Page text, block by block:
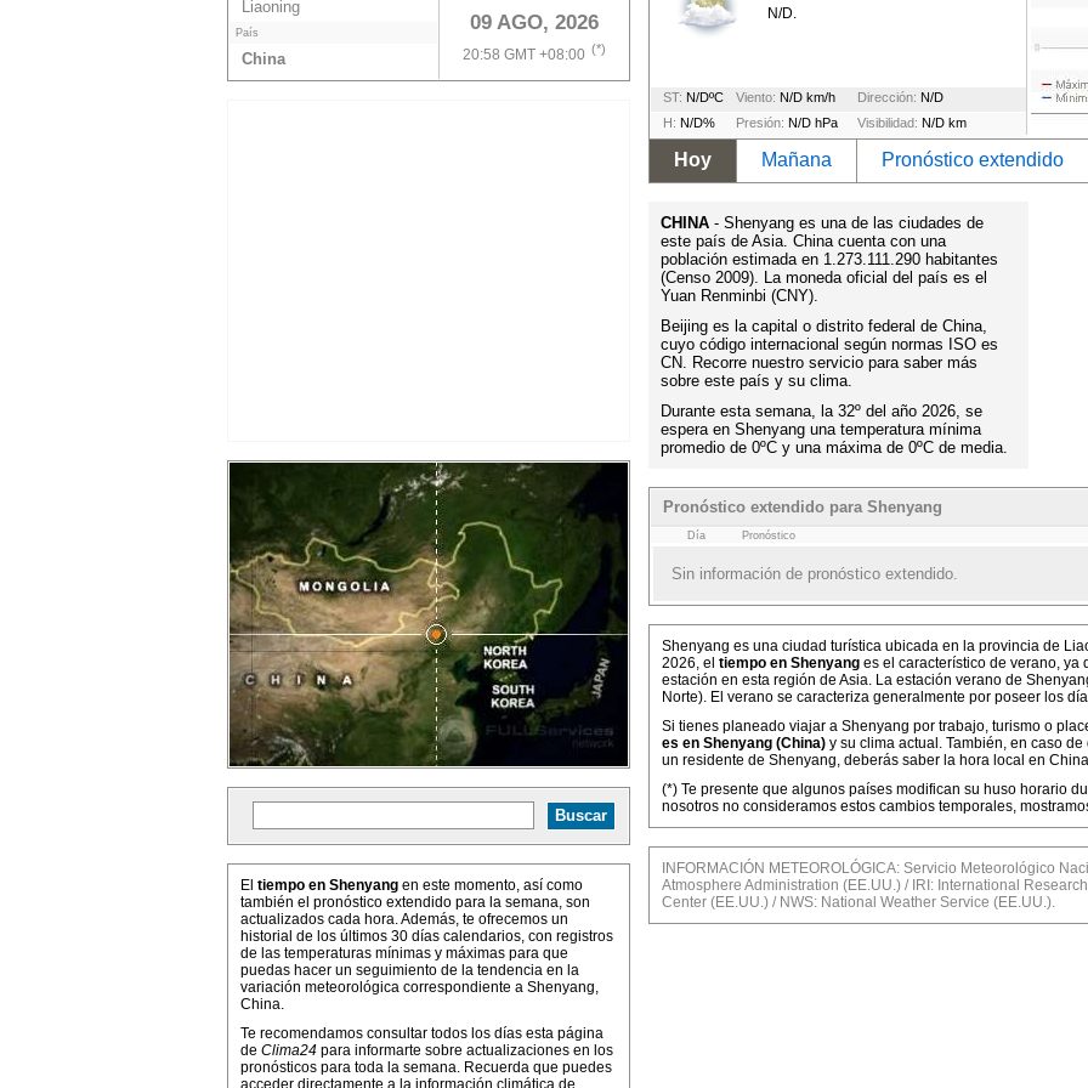
09 AGO, 2026
20:58 GMT +08:00 (*)
Liaoning
País
China
El tiempo en Shenyang en este momento, así como
también el pronóstico extendido para la semana, son
actualizados cada hora. Además, te ofrecemos un
historial de los últimos 30 días calendarios, con registros
de las temperaturas mínimas y máximas para que
puedas hacer un seguimiento de la tendencia en la
variación meteorológica correspondiente a Shenyang,
China.
Te recomendamos consultar todos los días esta página
de Clima24 para informarte sobre actualizaciones en los
pronósticos para toda la semana. Recuerda que puedes
acceder directamente a la información climática de
N/D.
ST: N/DºC Viento: N/D km/h Dirección: N/D
H: N/D% Presión: N/D hPa Visibilidad: N/D km
Hoy Mañana Pronóstico extendido
CHINA - Shenyang es una de las ciudades de
este país de Asia. China cuenta con una
población estimada en 1.273.111.290 habitantes
(Censo 2009). La moneda oficial del país es el
Yuan Renminbi (CNY).
Beijing es la capital o distrito federal de China,
cuyo código internacional según normas ISO es
CN. Recorre nuestro servicio para saber más
sobre este país y su clima.
Durante esta semana, la 32º del año 2026, se
espera en Shenyang una temperatura mínima
promedio de 0ºC y una máxima de 0ºC de media.
Pronóstico extendido para Shenyang
Día Pronóstico
Sin información de pronóstico extendido.
Shenyang es una ciudad turística ubicada en la provincia de
2026, el tiempo en Shenyang es el característico de verano, ya
estación en esta región de Asia. La estación verano de
Norte). El verano se caracteriza generalmente por poseer los
Si tienes planeado viajar a Shenyang por trabajo, turismo o
es en Shenyang (China) y su clima actual. También, en caso
un residente de Shenyang, deberás saber la hora local en
(*) Te presente que algunos países modifican su huso horario
nosotros no consideramos estos cambios temporales,
INFORMACIÓN METEOROLÓGICA: Servicio Meteorológico
Atmosphere Administration (EE.UU.) / IRI: International
Center (EE.UU.) / NWS: National Weather Service (EE.UU.).